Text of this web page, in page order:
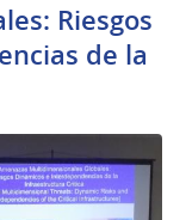
Riesgos
de la